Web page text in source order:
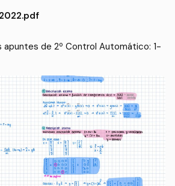
apuntes de 2º Control Automático: 1-